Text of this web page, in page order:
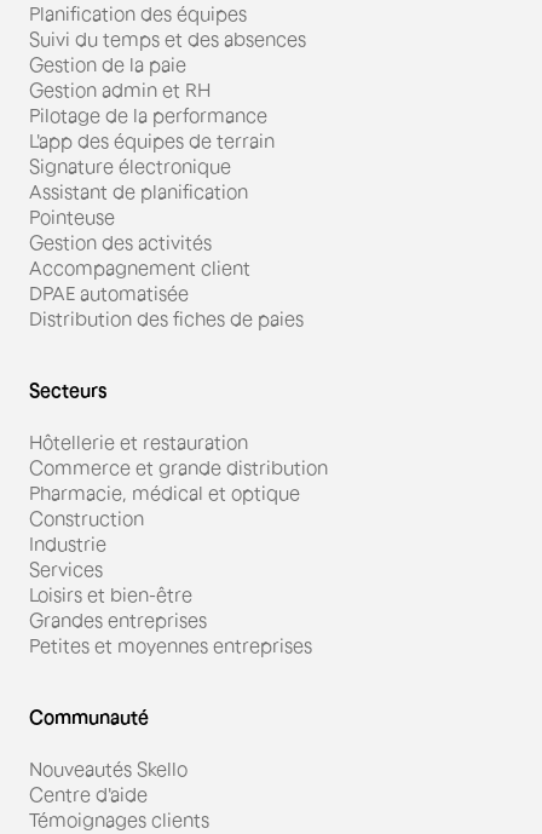
Planification des équipes
Suivi du temps et des absences
Gestion de la paie
Gestion admin et RH
Pilotage de la performance
L'app des équipes de terrain
Signature électronique
Assistant de planification
Pointeuse
Gestion des activités
Accompagnement client
DPAE automatisée
Distribution des fiches de paies
Secteurs
Hôtellerie et restauration
Commerce et grande distribution
Pharmacie, médical et optique
Construction
Industrie
Services
Loisirs et bien-être
Grandes entreprises
Petites et moyennes entreprises
Communauté
Nouveautés Skello
Centre d'aide
Témoignages clients